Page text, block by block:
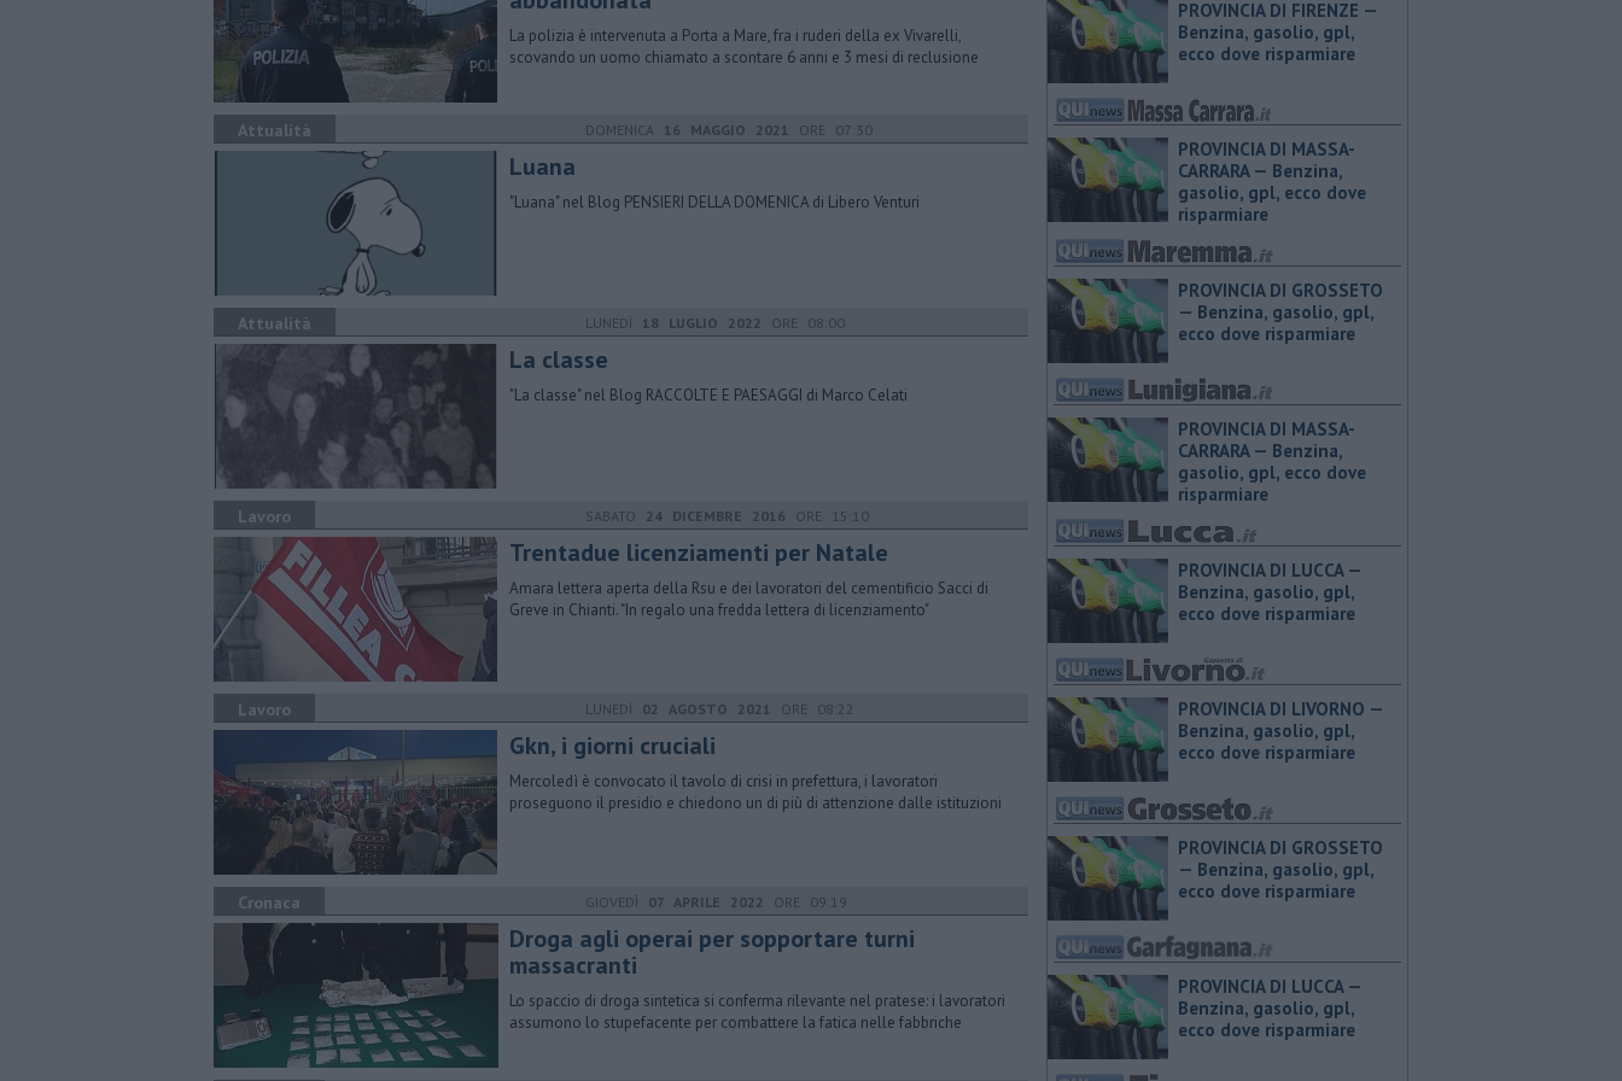
La polizia è intervenuta a Porta a Mare, fra i ruderi della ex Vivarelli,
scovando un uomo chiamato a scontare 6 anni e 3 mesi di reclusione
Attualità DOMENICA 16 MAGGIO 2021 ORE 07:30
Luana
"Luana" nel Blog PENSIERI DELLA DOMENICA di Libero Venturi
Attualità LUNEDÌ 18 LUGLIO 2022 ORE 08:00
La classe
"La classe" nel Blog RACCOLTE E PAESAGGI di Marco Celati
Lavoro SABATO 24 DICEMBRE 2016 ORE 15:10
Trentadue licenziamenti per Natale
Amara lettera aperta della Rsu e dei lavoratori del cementificio Sacci di
Greve in Chianti. "In regalo una fredda lettera di licenziamento"
Lavoro LUNEDÌ 02 AGOSTO 2021 ORE 08:22
Gkn, i giorni cruciali
Mercoledì è convocato il tavolo di crisi in prefettura, i lavoratori
proseguono il presidio e chiedono un di più di attenzione dalle istituzioni
Cronaca GIOVEDÌ 07 APRILE 2022 ORE 09:19
Droga agli operai per sopportare turni
massacranti
Lo spaccio di droga sintetica si conferma rilevante nel pratese: i lavoratori
assumono lo stupefacente per combattere la fatica nelle fabbriche
PROVINCIA DI FIRENZE — ​
Benzina, gasolio, gpl,
ecco dove risparmiare
PROVINCIA DI MASSA-
CARRARA — ​Benzina,
gasolio, gpl, ecco dove
risparmiare
PROVINCIA DI GROSSETO
— ​Benzina, gasolio, gpl,
ecco dove risparmiare
PROVINCIA DI MASSA-
CARRARA — ​Benzina,
gasolio, gpl, ecco dove
risparmiare
PROVINCIA DI LUCCA — ​
Benzina, gasolio, gpl,
ecco dove risparmiare
PROVINCIA DI LIVORNO — ​
Benzina, gasolio, gpl,
ecco dove risparmiare
PROVINCIA DI GROSSETO
— ​Benzina, gasolio, gpl,
ecco dove risparmiare
PROVINCIA DI LUCCA — ​
Benzina, gasolio, gpl,
ecco dove risparmiare